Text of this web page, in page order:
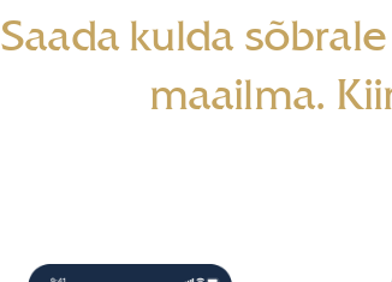
Saada kulda
maailma.